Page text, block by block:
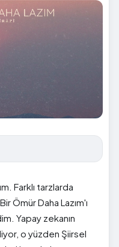
Farklı tarzlarda
Ömür Daha Lazım'ı
Yapay zekanın
o yüzden Şiirsel